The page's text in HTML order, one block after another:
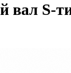
вал S-